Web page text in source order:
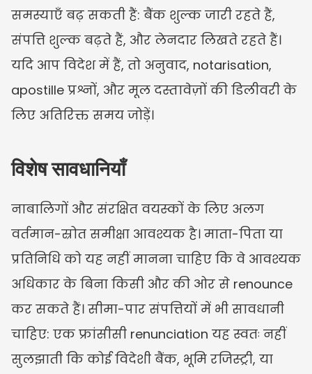
समस्याएँ बढ़ सकती हैं: बैंक शुल्क जारी रहते हैं,
संपत्ति शुल्क बढ़ते हैं, और लेनदार लिखते रहते हैं।
यदि आप विदेश में हैं, तो अनुवाद, notarisation,
apostille प्रश्नों, और मूल दस्तावेज़ों की डिलीवरी के
लिए अतिरिक्त समय जोड़ें।
विशेष सावधानियाँ
नाबालिगों और संरक्षित वयस्कों के लिए अलग
वर्तमान-स्रोत समीक्षा आवश्यक है। माता-पिता या
प्रतिनिधि को यह नहीं मानना चाहिए कि वे आवश्यक
अधिकार के बिना किसी और की ओर से renounce
कर सकते हैं। सीमा-पार संपत्तियों में भी सावधानी
चाहिए: एक फ्रांसीसी renunciation यह स्वतः नहीं
सुलझाती कि कोई विदेशी बैंक, भूमि रजिस्ट्री, या